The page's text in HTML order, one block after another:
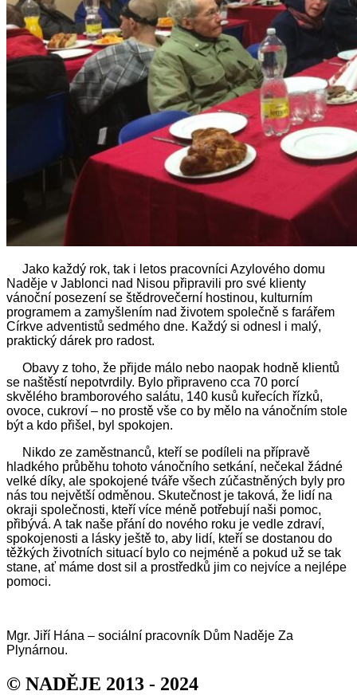
Jako každý rok, tak i letos pracovníci Azylového domu
Naděje v Jablonci nad Nisou připravili pro své klienty
vánoční posezení se štědrovečerní hostinou, kulturním
programem a zamyšlením nad životem společně s farářem
Církve adventistů sedmého dne. Každý si odnesl i malý,
praktický dárek pro radost.
Obavy z toho, že přijde málo nebo naopak hodně klientů
se naštěstí nepotvrdily. Bylo připraveno cca 70 porcí
skvělého bramborového salátu, 140 kusů kuřecích řízků,
ovoce, cukroví – no prostě vše co by mělo na vánočním stole
být a kdo přišel, byl spokojen.
Nikdo ze zaměstnanců, kteří se podíleli na přípravě
hladkého průběhu tohoto vánočního setkání, nečekal žádné
velké díky, ale spokojené tváře všech zúčastněných byly pro
nás tou největší odměnou. Skutečnost je taková, že lidí na
okraji společnosti, kteří více méně potřebují naši pomoc,
přibývá. A tak naše přání do nového roku je vedle zdraví,
spokojenosti a lásky ještě to, aby lidí, kteří se dostanou do
těžkých životních situací bylo co nejméně a pokud už se tak
stane, ať máme dost sil a prostředků jim co nejvíce a nejlépe
pomoci.
Mgr. Jiří Hána – sociální pracovník Dům Naděje Za
Plynárnou.
© NADĚJE 2013 - 2024